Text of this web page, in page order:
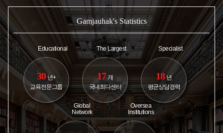
Gamjauhak's Statistics
Educational
30 년+
교육전문그룹
The Largest
17 개
국내최다센터
Specialist
18 년
평균상담경력
Global
Network
Oversea
Institutions